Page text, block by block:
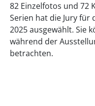
82 Einzelfotos und 72
Serien hat die Jury für
2025 ausgewählt. Sie
während der
betrachten.